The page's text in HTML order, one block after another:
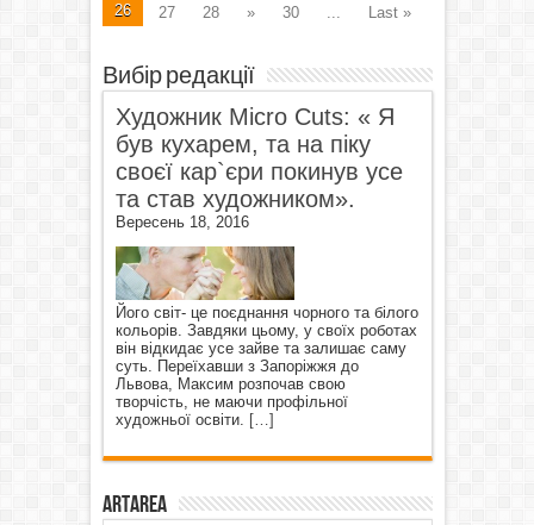
26
27 28 » 30 ... Last »
Вибір редакції
Художник Micro Cuts: « Я
був кухарем, та на піку
своєї кар`єри покинув усе
та став художником».
Вересень 18, 2016
Його світ- це поєднання чорного та білого
кольорів. Завдяки цьому, у своїх роботах
він відкидає усе зайве та залишає саму
суть. Переїхавши з Запоріжжя до
Львова, Максим розпочав свою
творчість, не маючи профільної
художньої освіти. […]
ArtArea